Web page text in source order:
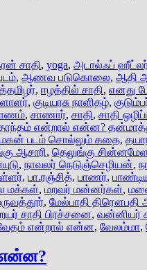
சாதி, yoga, அடால்ஃப்
, ஆணவ படுகொலை, ஆதி
, ஈழத்தில் சாதி, எனது
, குடியரசு நாளிதழ்,
, சாணார், சாதி, சாதி
என்றால் என்ன?
படம் சொல்லும் கதை,
ஆசாரி, தெலுங்கு
, நாவலர் நெடுஞ்செழியன்,
, பா.ரஞ்சித், பாணர்,
மக்கள், மறவர் மன்னர்கள்,
, மேல்பாதி
சாதி பிரச்சனை, வன்னியர்
என்றால் என்ன, வேலம்மா,
என்ன?